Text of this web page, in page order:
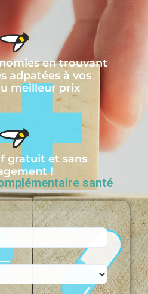
en trouvant
adpatées à vos
meilleur prix
gratuit et sans
!